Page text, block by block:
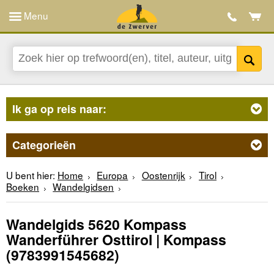
Menu
Ik ga op reis naar:
Categorieën
U bent hier: Home Europa Oostenrijk
Tirol
Boeken
Wandelgidsen
Wandelgids 5620 Kompass
Wanderführer Osttirol | Kompass
(9783991545682)